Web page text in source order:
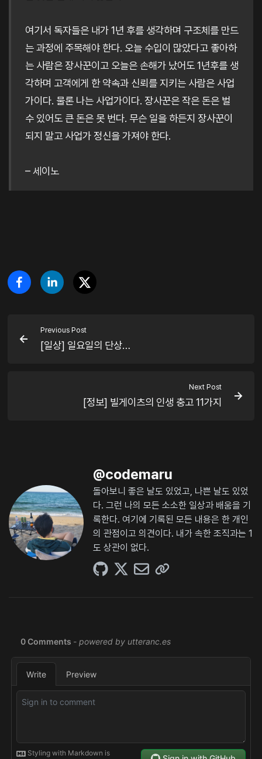
여기서 독자들은 내가 1년 후를 생각하며 구조체를 만드
는 과정에 주목해야 한다. 오늘 수입이 많았다고 좋아하
는 사람은 장사꾼이고 오늘은 손해가 났어도 1년후를 생
각하며 고객에게 한 약속과 신뢰를 지키는 사람은 사업
가이다. 물론 나는 사업가이다. 장사꾼은 작은 돈은 벌
수 있어도 큰 돈은 못 번다. 무슨 일을 하든지 장사꾼이
되지 말고 사업가 정신을 가져야 한다.
– 세이노
Previous Post
[일상] 일요일의 단상…
Next Post
[정보] 빌게이츠의 인생 충고 11가지
@codemaru
돌아보니 좋은 날도 있었고, 나쁜 날도 있었
다. 그런 나의 모든 소소한 일상과 배움을 기
록한다. 여기에 기록된 모든 내용은 한 개인
의 관점이고 의견이다. 내가 속한 조직과는 1
도 상관이 없다.